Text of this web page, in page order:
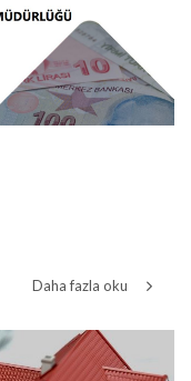
Daha fazla oku